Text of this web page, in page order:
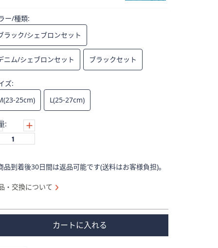
ー/種類:
ラック/シェブロンセット
ニム/シェブロンセット ブラックセット
ズ:
25cm)
L(25-27cm)
:
品到着後30日間は返品可能です(送料はお客様負担)。
・交換について
カートに入れる